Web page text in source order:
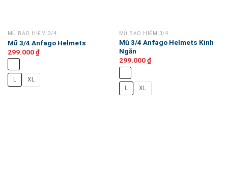
MŨ BẢO HIỂM 3/4
Mũ 3/4 Anfago Helmets
299.000₫
L XL
MŨ BẢO HIỂM 3/4
Mũ 3/4 Anfago Helmets Kính
Ngắn
299.000₫
L XL